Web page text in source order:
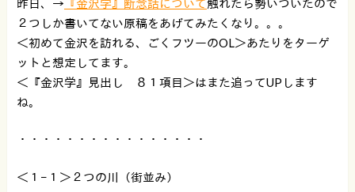
２つしか書いてない原稿をあげてみたくなり。。。
＜初めて金沢を訪れる、ごくフツーのOL＞あたりをターゲ
ットと想定してます。
＜『金沢学』見出し ８１項目＞はまた追ってUPします
ね。
・・・・・・・・・・・・・・・・
＜１−１＞２つの川（街並み）